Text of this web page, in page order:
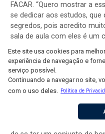
Este site usa cookies para
experiência de navegação e
serviço possível.
Continuando a navegar no site,
com o uso deles.
Política de
FACAR. “Quero mostrar a
se dedicar aos estudos,
segredos, pois acredito
sala de aula com eles é um
experiências técnicas, bem
formado turma, de eles
registros no conselho de
ensinamentos”.
Esse prêmio tem sido
Instituição na qual a
colegas de trabalho, já